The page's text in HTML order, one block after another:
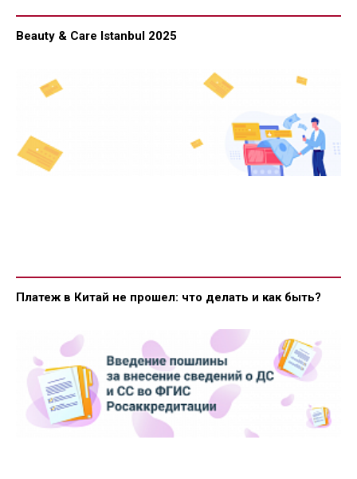
Beauty & Care Istanbul 2025
Платеж в Китай не прошел: что делать и как быть?